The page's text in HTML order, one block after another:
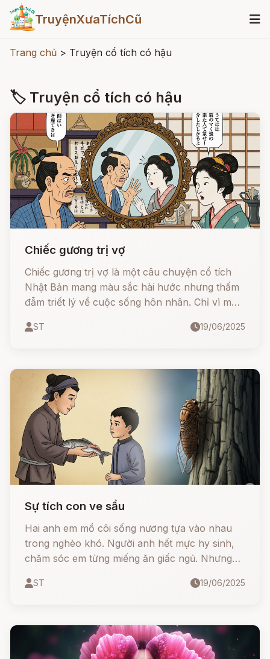
TruyệnXưaTíchCũ
Trang chủ > Truyện cổ tích có hậu
🏷 Truyện cổ tích có hậu
Chiếc gương trị vợ
Chiếc gương trị vợ là một câu chuyện cổ tích
Nhật Bản mang màu sắc hài hước nhưng thấm
đẫm triết lý về cuộc sống hôn nhân. Chỉ vì một
chồng chất phác đã khiến vợ mình hiểu lầm là
ST 19/06/2025
Sự tích con ve sầu
Hai anh em mồ côi sống nương tựa vào nhau
trong nghèo khó. Người anh hết mực hy sinh,
chăm sóc em từng miếng ăn giấc ngủ. Nhưng
thể cứu vãn...
ST 19/06/2025